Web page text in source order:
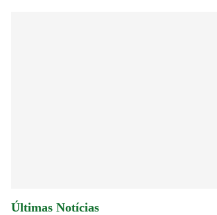
Últimas Notícias